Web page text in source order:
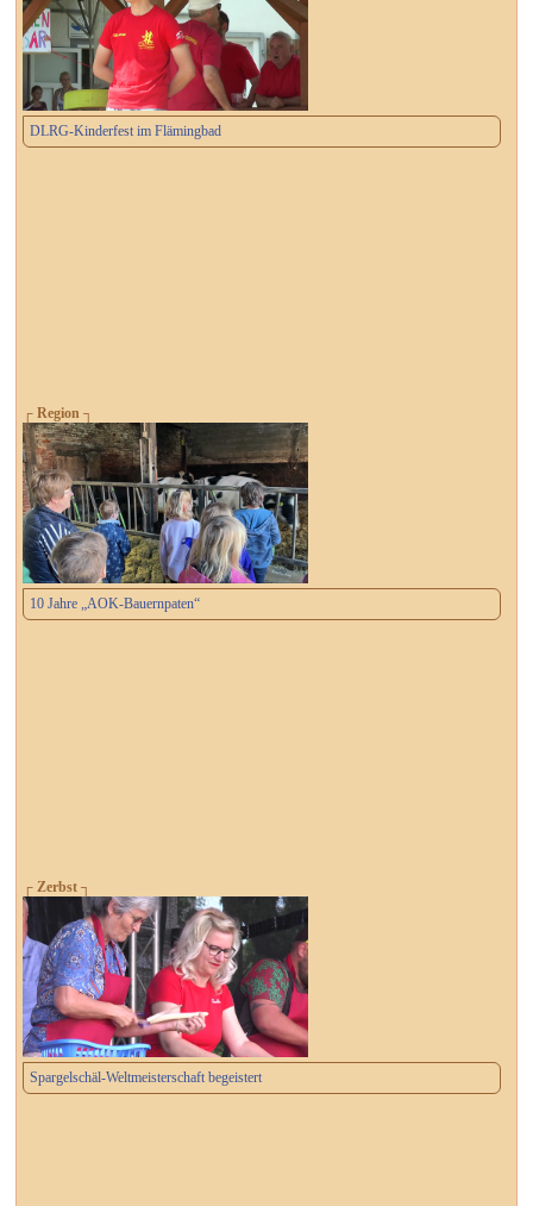
DLRG-Kinderfest im Flämingbad
┌ Region ┐
10 Jahre „AOK-Bauernpaten“
┌ Zerbst ┐
Spargelschäl-Weltmeisterschaft begeistert